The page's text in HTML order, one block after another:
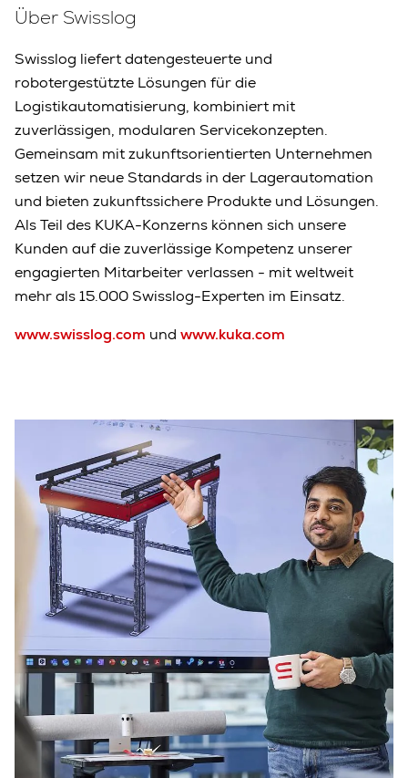
Über Swisslog
Swisslog liefert datengesteuerte und
robotergestützte Lösungen für die
Logistikautomatisierung, kombiniert mit
zuverlässigen, modularen Servicekonzepten.
Gemeinsam mit zukunftsorientierten Unternehmen
setzen wir neue Standards in der Lagerautomation
und bieten zukunftssichere Produkte und Lösungen.
Als Teil des KUKA-Konzerns können sich unsere
Kunden auf die zuverlässige Kompetenz unserer
engagierten Mitarbeiter verlassen - mit weltweit
mehr als 15.000 Swisslog-Experten im Einsatz.
www.swisslog.com und www.kuka.com